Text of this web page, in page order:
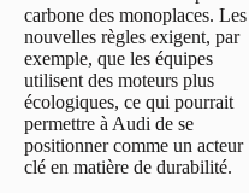
carbone des monoplaces. Les
nouvelles règles exigent, par
exemple, que les équipes
utilisent des moteurs plus
écologiques, ce qui pourrait
permettre à Audi de se
positionner comme un acteur
clé en matière de durabilité.